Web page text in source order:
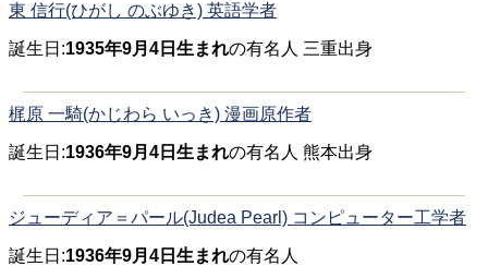
東 信行(ひがし のぶゆき) 英語学者
誕生日:1935年9月4日生まれの有名人 三重出身
梶原 一騎(かじわら いっき) 漫画原作者
誕生日:1936年9月4日生まれの有名人 熊本出身
ジューディア＝パール(Judea Pearl) コンピューター工学者
誕生日:1936年9月4日生まれの有名人